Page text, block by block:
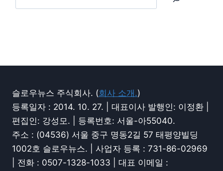
슬로우뉴스 주식회사. (회사 소개.)
등록일자 : 2014. 10. 27. | 대표이사 발행인: 이정환 |
편집인: 강성모. | 등록번호: 서울-아55040.
주소 : (04536) 서울 중구 명동2길 57 태평양빌딩
1002호 슬로우뉴스. | 사업자 등록 : 731-86-02969
| 전화 : 0507-1328-1033 | 대표 이메일 :